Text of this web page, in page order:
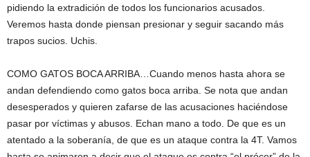
pidiendo la extradición de todos los funcionarios acusados.
Veremos hasta donde piensan presionar y seguir sacando más
trapos sucios. Uchis.
COMO GATOS BOCA ARRIBA…Cuando menos hasta ahora se
andan defendiendo como gatos boca arriba. Se nota que andan
desesperados y quieren zafarse de las acusaciones haciéndose
pasar por víctimas y abusos. Echan mano a todo. De que es un
atentado a la soberanía, de que es un ataque contra la 4T. Vamos